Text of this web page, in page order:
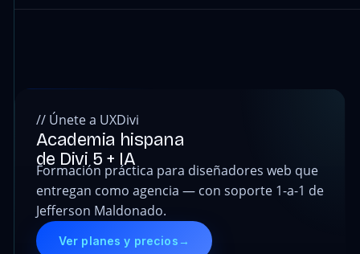
// Únete a UXDivi
Academia hispana
de Divi 5 + IA
Formación práctica para diseñadores web que
entregan como agencia — con soporte 1-a-1 de
Jefferson Maldonado.
Ver planes y precios →